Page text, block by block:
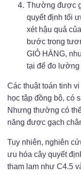
Thường được
quyết định tối
xét hậu quả
bước trong
GIỎ HÀNG,
tại để đo lường
Các thuật toán tinh
học tập đồng bộ, có
Nhưng thường có
năng được gạch
Tuy nhiên, nghiên
ưu hóa cây quyết
tham lam như C4.5